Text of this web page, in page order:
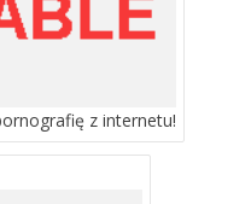
z internetu!